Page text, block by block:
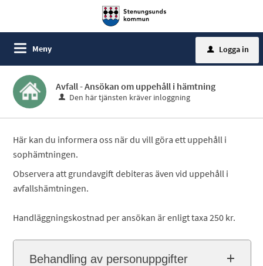
Meny u Logga in
Avfall - Ansökan om uppehåll i hämtning
Den här tjänsten kräver inloggning
Här kan du informera oss när du vill göra ett uppehåll i
sophämtningen.
Observera att grundavgift debiteras även vid uppehåll i
avfallshämtningen.
Handläggningskostnad per ansökan är enligt taxa 250 kr.
Behandling av personuppgifter